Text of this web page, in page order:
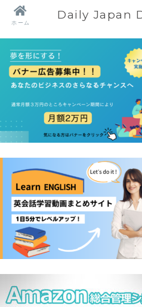
ホーム
Daily Japan